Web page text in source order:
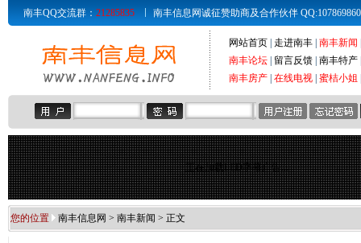
南丰QQ交流群： 21285835 南丰信息网诚征赞助商及合作伙伴
网站首页 走进南丰 南丰新闻
南丰论坛
留言反馈 南丰特产
南丰房产 在线电视 蜜桔小姐
正在加载LED字幕广告...
您的位置 南丰信息网 > 南丰新闻 > 正文